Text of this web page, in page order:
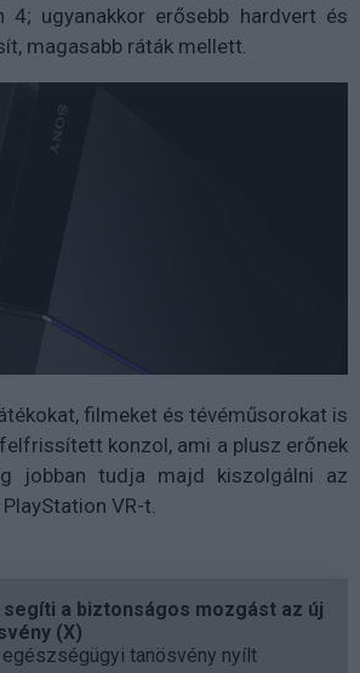
4; ugyanakkor erősebb hardvert és
magasabb ráták mellett.
filmeket és tévéműsorokat is
konzol, ami a plusz erőnek
jobban tudja majd kiszolgálni az
VR-t.
a biztonságos mozgást az új
(X)
tanösvény nyílt